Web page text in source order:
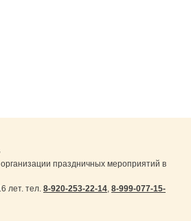
праздничных мероприятий в
лет. тел. 8-920-253-22-14, 8-999-077-15-